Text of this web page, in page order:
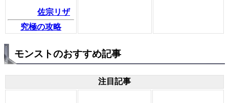
佐宗リザ
究極の攻略
モンストのおすすめ記事
注目記事